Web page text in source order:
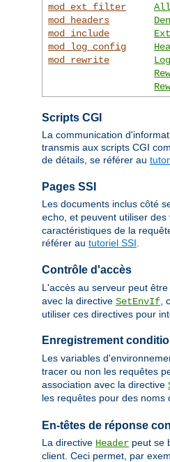
mod_ext_filter
mod_headers
mod_include
mod_log_config
mod_rewrite
Scripts CGI
La communication
transmis aux scripts CGI
de détails, se référer au
Pages SSI
Les documents inclus côté
echo, et peuvent utiliser
caractéristiques de la
référer au tutoriel SSI.
Contrôle d'accès
L'accès au serveur peut
avec la directive SetEnvIf
utiliser ces directives pour
Enregistrement
Les variables
tracer ou non les requêtes
association avec la directive
les requêtes pour des
En-têtes de réponse
La directive Header peut se
client. Ceci permet, par